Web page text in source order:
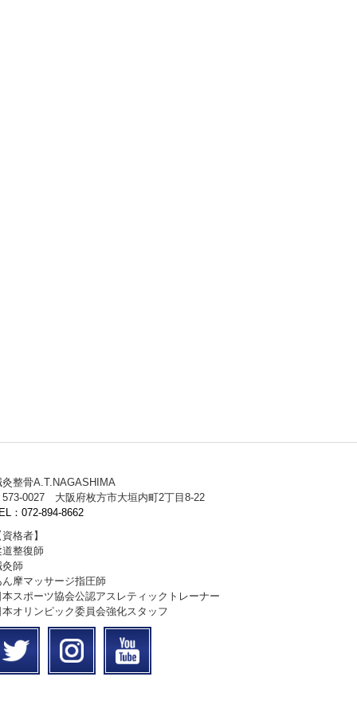
灸整骨A.T.NAGASHIMA
573-0027 大阪府枚方市大垣内町2丁目8-22
：072-894-8662
格者】
道整復師
灸師
ん摩マッサージ指圧師
本スポーツ協会公認アスレティックトレーナー
本オリンピック委員会強化スタッフ